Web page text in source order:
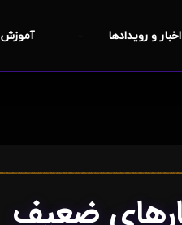
اخبار و رویدادها آموزش
ضعیف